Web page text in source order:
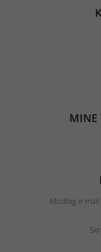
MINE
Modtag e-